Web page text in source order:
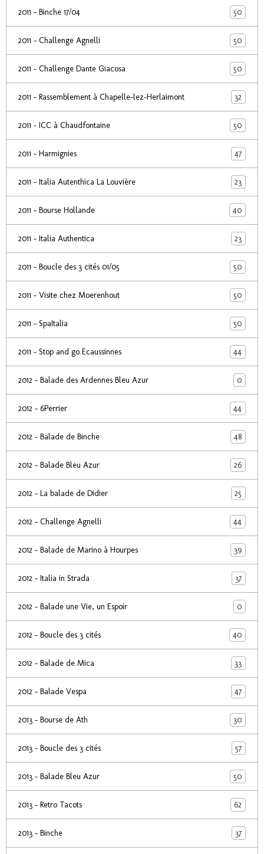
2011 - Binche 17/04 50
2011 - Challenge Agnelli 50
2011 - Challenge Dante Giacosa 50
2011 - Rassemblement à Chapelle-lez-Herlaimont 32
2011 - ICC à Chaudfontaine 50
2011 - Harmignies 47
2011 - Italia Autenthica La Louvière 23
2011 - Bourse Hollande 40
2011 - Italia Authentica 23
2011 - Boucle des 3 cités 01/05 50
2011 - Visite chez Moerenhout 50
2011 - SpaItalia 50
2011 - Stop and go Ecaussinnes 44
2012 - Balade des Ardennes Bleu Azur 0
2012 - 6Perrier 44
2012 - Balade de Binche 48
2012 - Balade Bleu Azur 26
2012 - La balade de Didier 25
2012 - Challenge Agnelli 44
2012 - Balade de Marino à Hourpes 39
2012 - Italia in Strada 37
2012 - Balade une Vie, un Espoir 0
2012 - Boucle des 3 cités 40
2012 - Balade de Mica 33
2012 - Balade Vespa 47
2013 - Bourse de Ath 30
2013 - Boucle des 3 cités 57
2013 - Balade Bleu Azur 50
2013 - Retro Tacots 62
2013 - Binche 37